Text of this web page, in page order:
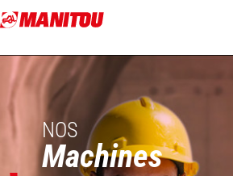
Aller
au
principal
NOS
Machines